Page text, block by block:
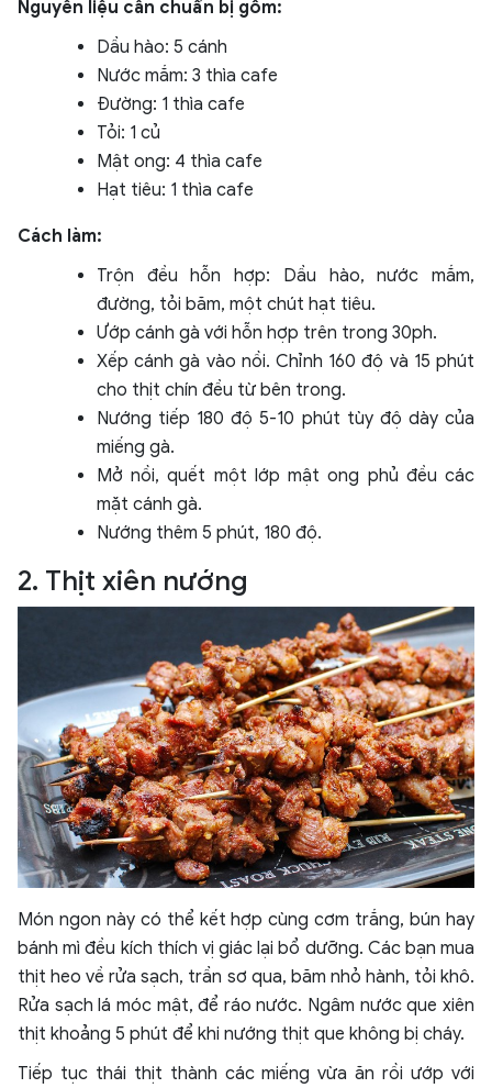
Nguyên liệu cần chuẩn bị gồm:
Dầu hào: 5 cánh
Nước mắm: 3 thìa cafe
Đường: 1 thìa cafe
Tỏi: 1 củ
Mật ong: 4 thìa cafe
Hạt tiêu: 1 thìa cafe
Cách làm:
Trộn đều hỗn hợp: Dầu hào, nước mắm,
đường, tỏi băm, một chút hạt tiêu.
Ướp cánh gà với hỗn hợp trên trong 30ph.
Xếp cánh gà vào nồi. Chỉnh 160 độ và 15 phút
cho thịt chín đều từ bên trong.
Nướng tiếp 180 độ 5-10 phút tùy độ dày của
miếng gà.
Mở nồi, quết một lớp mật ong phủ đều các
mặt cánh gà.
Nướng thêm 5 phút, 180 độ.
2. Thịt xiên nướng
Món ngon này có thể kết hợp cùng cơm trắng, bún hay
bánh mì đều kích thích vị giác lại bổ dưỡng. Các bạn mua
thịt heo về rửa sạch, trần sơ qua, băm nhỏ hành, tỏi khô.
Rửa sạch lá móc mật, để ráo nước. Ngâm nước que xiên
thịt khoảng 5 phút để khi nướng thịt que không bị cháy.
Tiếp tục thái thịt thành các miếng vừa ăn rồi ướp với